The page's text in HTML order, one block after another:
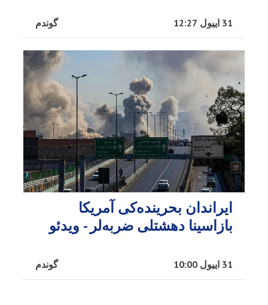
گوندم 31 اییول 12:27
ایراندان بحرینده‌کی آمریکا
بازاسینا دهشتلی ضربه‌لر - ویدئو
گوندم 31 اییول 10:00